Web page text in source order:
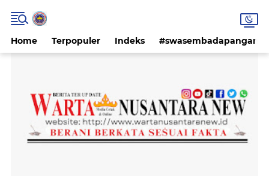
Home Terpopuler Indeks #swasembadapangan